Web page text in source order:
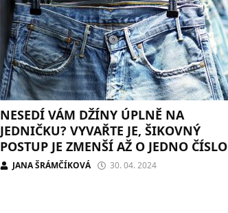
NESEDÍ VÁM DŽÍNY ÚPLNĚ NA
JEDNIČKU? VYVAŘTE JE, ŠIKOVNÝ
POSTUP JE ZMENŠÍ AŽ O JEDNO ČÍSLO
JANA ŠRÁMČÍKOVÁ 30. 04. 2024